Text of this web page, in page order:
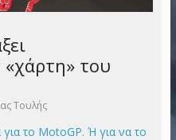
του
Τουλής
για το MotoGP. Ή για να το